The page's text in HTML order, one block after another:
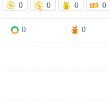
0 0 0 0
0 0